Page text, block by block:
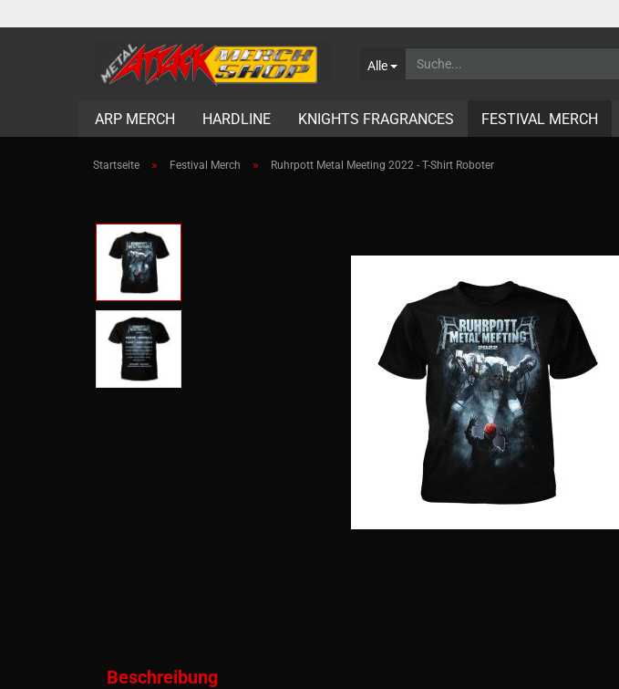
Alle
ARP MERCH HARDLINE KNIGHTS FRAGRANCES FESTIVAL MERCH
Startseite » Festival Merch » Ruhrpott Metal Meeting 2022 - T-Shirt Roboter
Beschreibung